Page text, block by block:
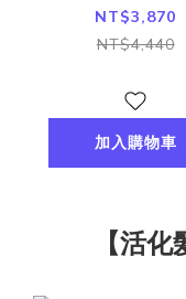
NT$3,870
NT$4,440
加入購物車
【活